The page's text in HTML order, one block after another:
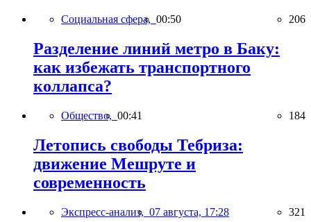
Социальная сфера, 00:50 206
Разделение линий метро в Баку:
как избежать транспортного
коллапса?
Общество, 00:41 184
Летопись свободы Тебриза:
движение Мешруте и
современность
Экспресс-анализ, 07 августа, 17:28 321